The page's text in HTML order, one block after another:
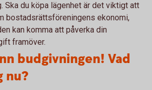
Ska du köpa lägenhet är det viktigt att
bostadsrättsföreningens ekonomi,
kan komma att påverka din
framöver.
budgivningen! Vad
nu?